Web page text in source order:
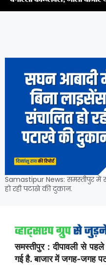
Samastipur News: समस्तीपुर
हो रही पटाखे की दुकान.
समस्तीपुर : दीपावली से
गई है. बाजार में जगह-जगह